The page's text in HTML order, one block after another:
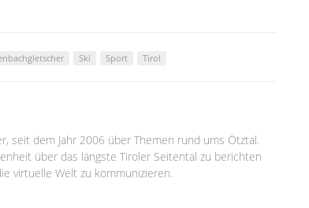
Ski Sport Tirol
seit dem Jahr 2006 über Themen rund ums Ötztal.
über das längste Tiroler Seitental zu berichten
virtuelle Welt zu kommunizieren.